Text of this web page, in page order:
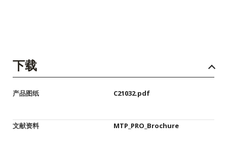
下载
产品图纸 C21032.pdf
文献资料 MTP_PRO_Brochure